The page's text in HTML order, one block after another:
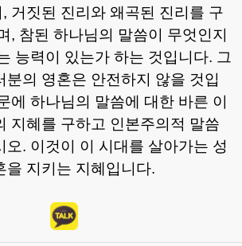
, 거짓된 진리와 왜곡된 진리를 구
, 참된 하나님의 말씀이 무엇인지
능력이 있는가 하는 것입니다. 그
분의 영혼은 안전하지 않을 것입
에 하나님의 말씀에 대한 바른 이
지혜를 구하고 인본주의적 말씀
오. 이것이 이 시대를 살아가는 성
을 지키는 지혜입니다.